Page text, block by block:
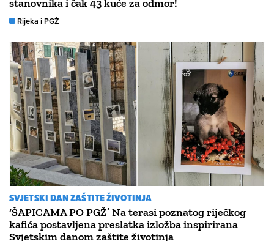
stanovnika i čak 43 kuće za odmor!
Rijeka i PGŽ
SVJETSKI DAN ZAŠTITE ŽIVOTINJA
‘ŠAPICAMA PO PGŽ’ Na terasi poznatog riječkog
kafića postavljena preslatka izložba inspirirana
Svjetskim danom zaštite životinja